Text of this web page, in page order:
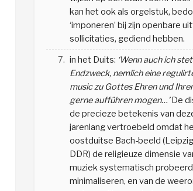
kan het ook als orgelstuk,
‘imponeren’ bij zijn openbare
sollicitaties, gediend hebben.
7. in het Duits: ‘Wenn auch ich
Endzweck, nemlich eine
music zu Gottes Ehren und
gerne aufführen mogen…’De
de precieze betekenis van
jarenlang vertroebeld omdat
oostduitse Bach-beeld
DDR) de religieuze dimensie
muziek systematisch
minimaliseren, en van de